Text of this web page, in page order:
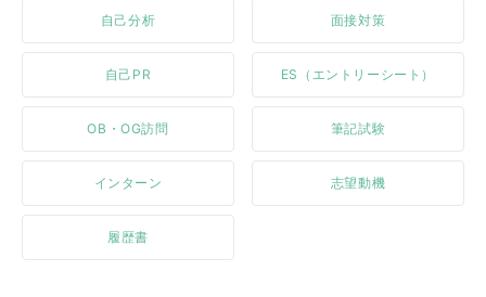
自己分析 面接対策
自己PR ES（エントリーシート）
OB・OG訪問 筆記試験
インターン 志望動機
履歴書